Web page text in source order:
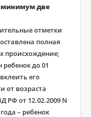
минимумдве
отметки
полная
происхождение;
ребенок до 01
его
от возраста
РФ от 12.02.2009 N
– ребенок